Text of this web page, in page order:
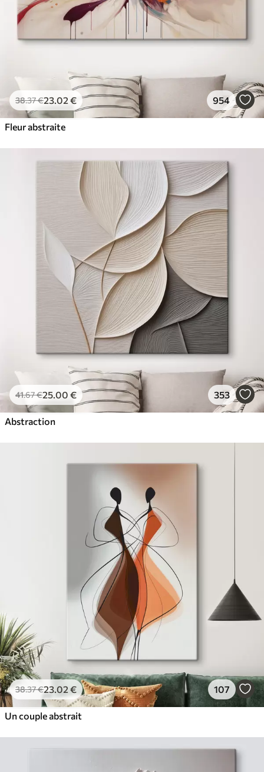
38.37€23.02 € 954
Fleur abstraite
41.67€25.00 € 353
Abstraction
38.37€23.02 € 107
Un couple abstrait